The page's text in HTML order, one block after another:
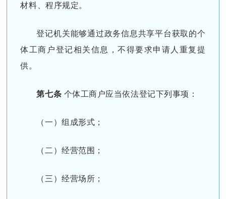
材料、程序规定。
登记机关能够通过政务信息共享平台获取的个
体工商户登记相关信息，不得要求申请人重复提
供。
第七条 个体工商户应当依法登记下列事项：
（一）组成形式；
（二）经营范围；
（三）经营场所；